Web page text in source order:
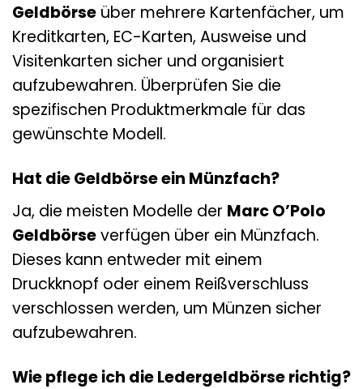
Geldbörse über mehrere Kartenfächer, um
Kreditkarten, EC-Karten, Ausweise und
Visitenkarten sicher und organisiert
aufzubewahren. Überprüfen Sie die
spezifischen Produktmerkmale für das
gewünschte Modell.
Hat die Geldbörse ein Münzfach?
Ja, die meisten Modelle der Marc O’Polo
Geldbörseverfügen über ein Münzfach.
Dieses kann entweder mit einem
Druckknopf oder einem Reißverschluss
verschlossen werden, um Münzen sicher
aufzubewahren.
Wie pflege ich die Ledergeldbörse richtig?